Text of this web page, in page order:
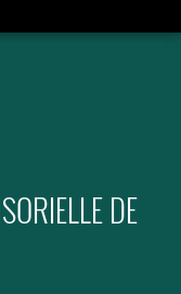
DE